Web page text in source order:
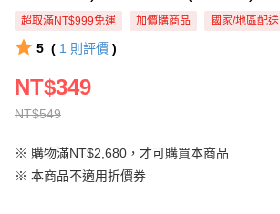
超取滿NT$999免運 加價購商品 國家/地區配送
5 ( 1 則評價 )
NT$549
NT$349
※ 購物滿NT$2,680，才可購買本商品
※ 本商品不適用折價券